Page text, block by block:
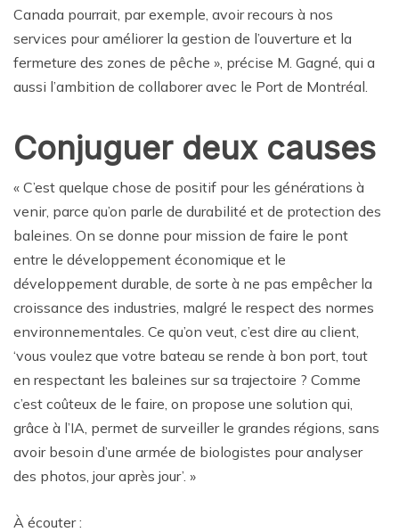
Canada pourrait, par exemple, avoir recours à nos
services pour améliorer la gestion de l’ouverture et la
fermeture des zones de pêche », précise M. Gagné, qui a
aussi l’ambition de collaborer avec le Port de Montréal.
Conjuguer deux causes
« C’est quelque chose de positif pour les générations à
venir, parce qu’on parle de durabilité et de protection des
baleines. On se donne pour mission de faire le pont
entre le développement économique et le
développement durable, de sorte à ne pas empêcher la
croissance des industries, malgré le respect des normes
environnementales. Ce qu’on veut, c’est dire au client,
‘vous voulez que votre bateau se rende à bon port, tout
en respectant les baleines sur sa trajectoire ? Comme
c’est coûteux de le faire, on propose une solution qui,
grâce à l’IA, permet de surveiller le grandes régions, sans
avoir besoin d’une armée de biologistes pour analyser
des photos, jour après jour’. »
À écouter :